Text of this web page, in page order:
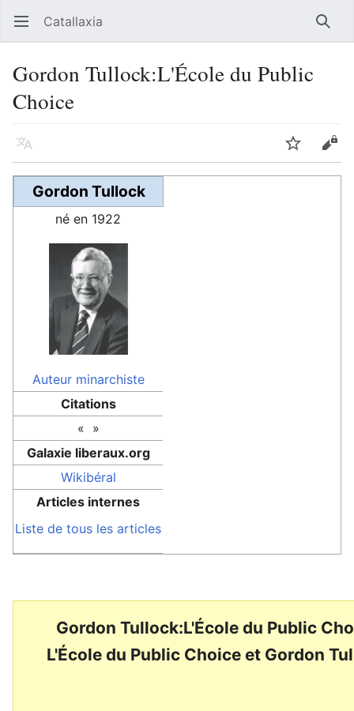
Ouvrir le menu principal Catallaxia
Gordon Tullock:L'École du Public
Choice
Langue Suivre
Gordon Tullock
né en 1922
Auteur minarchiste
Citations
« »
Galaxie liberaux.org
Wikibéral
Articles internes
Liste de tous les articles
Gordon Tullock:L'École du Public
L'École du Public Choice et Gordon